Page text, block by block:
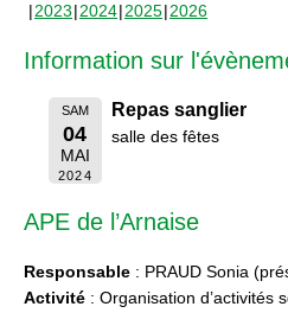
2023 2024 2025 2026
Information sur
SAM
04
MAI
2024
Repas sanglier
salle des fêtes
APE de l’Arnaise
Responsable : PRAUD Sonia
Activité : Organisation d’activités